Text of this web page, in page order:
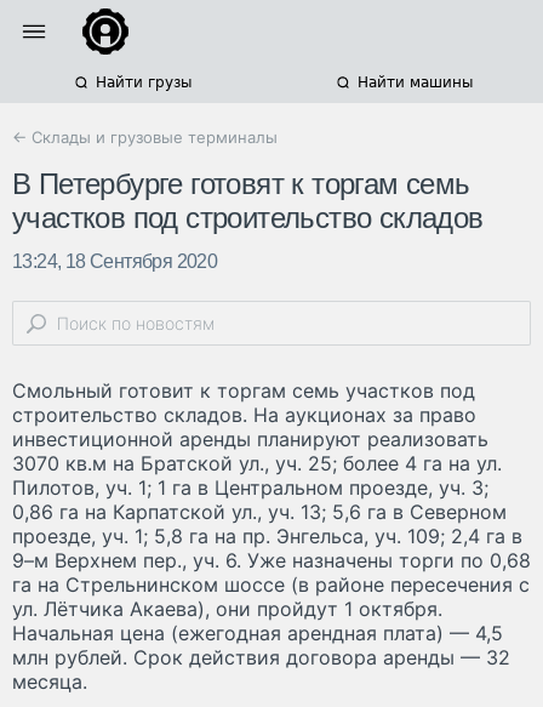
Найти грузы Найти машины
← Склады и грузовые терминалы
В Петербурге готовят к торгам семь
участков под строительство складов
13:24, 18 Сентября 2020
Смольный готовит к торгам семь участков под
строительство складов. На аукционах за право
инвестиционной аренды планируют реализовать
3070 кв.м на Братской ул., уч. 25; более 4 га на ул.
Пилотов, уч. 1; 1 га в Центральном проезде, уч. З;
0,86 га на Карпатской ул., уч. 13; 5,6 га в Северном
проезде, уч. 1; 5,8 га на пр. Энгельса, уч. 109; 2,4 га в
9–м Верхнем пер., уч. 6. Уже назначены торги по 0,68
га на Стрельнинском шоссе (в районе пересечения с
ул. Лётчика Акаева), они пройдут 1 октября.
Начальная цена (ежегодная арендная плата) — 4,5
млн рублей. Срок действия договора аренды — 32
месяца.